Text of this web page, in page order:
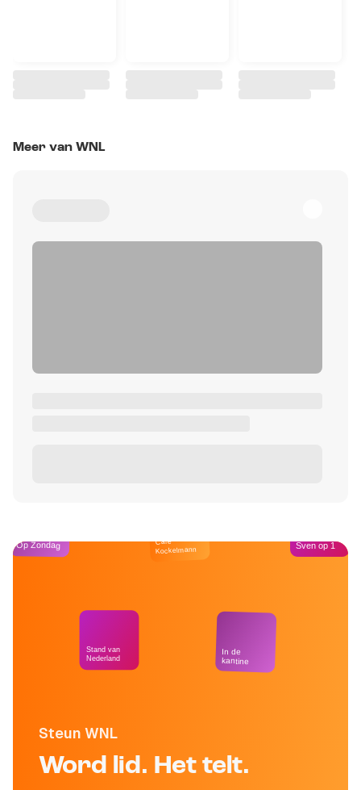
Meer van WNL
Steun WNL
Word lid. Het telt.
Op Zondag
Stand van
Nederland
Café
Kockelmann
In de
kantine
Sven op 1